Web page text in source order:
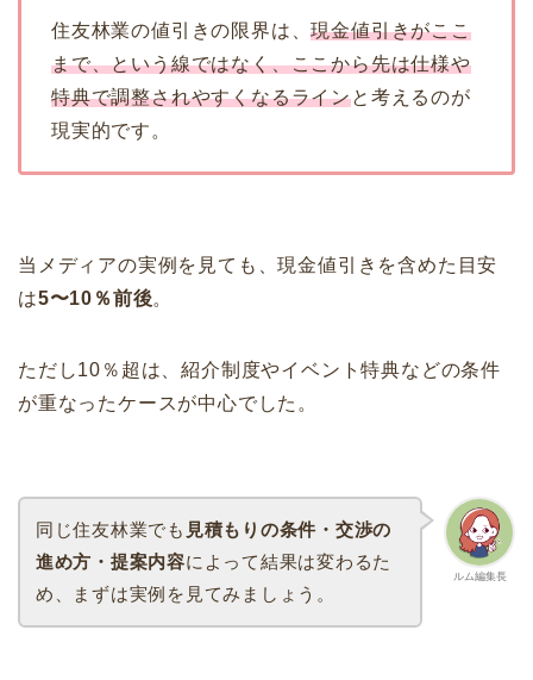
住友林業の値引きの限界は、現金値引きがここ
まで、という線ではなく、ここから先は仕様や
特典で調整されやすくなるラインと考えるのが
現実的です。
当メディアの実例を見ても、現金値引きを含めた目安
は5〜10％前後。
ただし10％超は、紹介制度やイベント特典などの条件
が重なったケースが中心でした。
ルム編集長
同じ住友林業でも 見積もりの条件・交渉の
進め方・提案内容によって結果は変わるた
め、まずは実例を見てみましょう。